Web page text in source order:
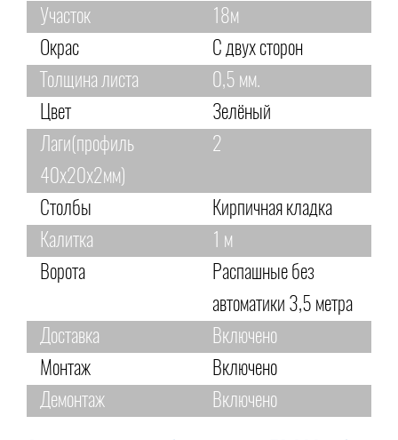
Участок
18м
Окрас
С двух сторон
Толщина листа
0,5 мм.
Цвет
Зелёный
Лаги(профиль
40х20х2мм)
2
Столбы
Кирпичная кладка
Калитка
1 м
Ворота
Распашные без
автоматики 3,5 метра
Доставка
Включено
Монтаж
Включено
Демонтаж
Включено